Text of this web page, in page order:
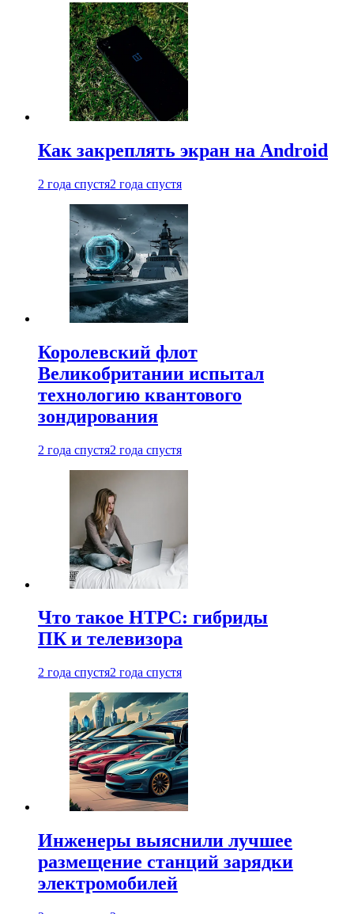
Как закреплять экран на Android
2 года спустя2 года спустя
Королевский флот
Великобритании испытал
технологию квантового
зондирования
2 года спустя2 года спустя
Что такое HTPC: гибриды
ПК и телевизора
2 года спустя2 года спустя
Инженеры выяснили лучшее
размещение станций зарядки
электромобилей